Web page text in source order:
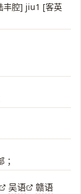
腔] jiu1 [客英
；
吴语
赣语